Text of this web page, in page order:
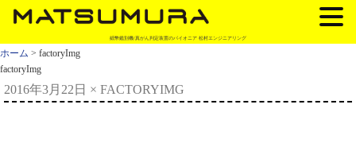
紙幣鑑別機/真がん判定装置のパイオニア 松村エンジニアリング
ホーム > factoryImg
factoryImg
2016年3月22日 × FACTORYIMG